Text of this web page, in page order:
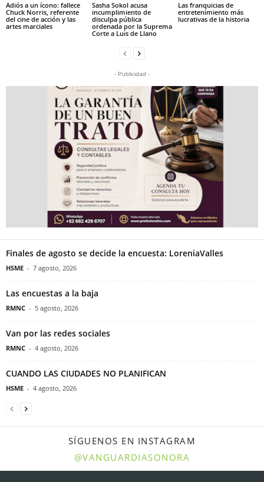
Adiós a un ícono: fallece
Chuck Norris, referente
del cine de acción y las
artes marciales
Sasha Sokol acusa
incumplimiento de
disculpa pública
ordenada por la Suprema
Corte a Luis de Llano
Las franquicias de
entretenimiento más
lucrativas de la historia
- Publicidad -
Finales de agosto se decide la encuesta: LoreniaValles
HSME - 7 agosto, 2026
Las encuestas a la baja
RMNC - 5 agosto, 2026
Van por las redes sociales
RMNC - 4 agosto, 2026
CUANDO LAS CIUDADES NO PLANIFICAN
HSME - 4 agosto, 2026
SÍGUENOS EN INSTAGRAM
@VANGUARDIASONORA